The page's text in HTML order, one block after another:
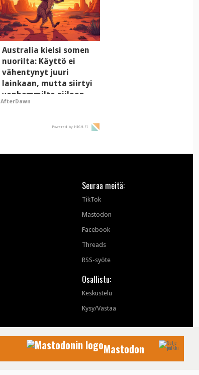
Australia kielsi somen
nuorilta: Käyttö ei
vähentynyt juuri
lainkaan, mutta siirtyi
vanhemmilta piiloon
AfterDawn
Powered by HIGH.FI
Seuraa meitä:
TikTok
Mastodon
Facebook
Threads
RSS-syöte
Osallistu:
Keskustelu
Kysy/Vastaa
Mastodon